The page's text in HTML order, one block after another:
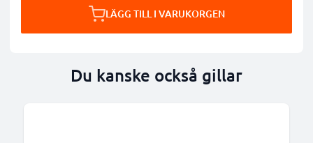
LÄGG TILL I VARUKORGEN
Du kanske också gillar